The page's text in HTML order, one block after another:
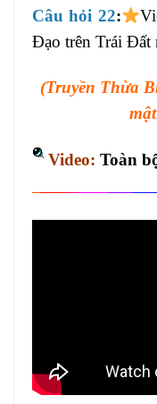
Câu hỏi 22:
Đạo trên Trái Đất
(Truyền Thừa
Video: Toàn